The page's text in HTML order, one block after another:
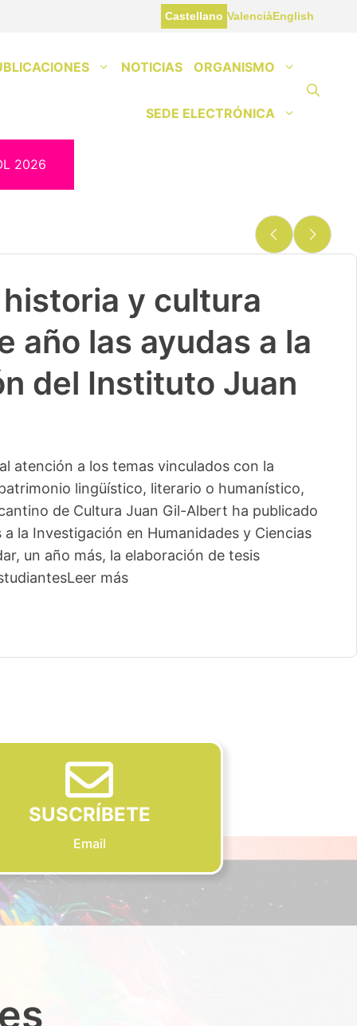
Castellano ValenciàEnglish
NOTICIAS ORGANISMO
SEDE ELECTRÓNICA
2026
y cultura
año las ayudas a la
del Instituto Juan
atención a los temas vinculados con la
lingüístico, literario o humanístico,
de Cultura Juan Gil-Albert ha publicado
la Investigación en Humanidades y Ciencias
un año más, la elaboración de tesis
Leer más
SUSCRÍBETE
Email